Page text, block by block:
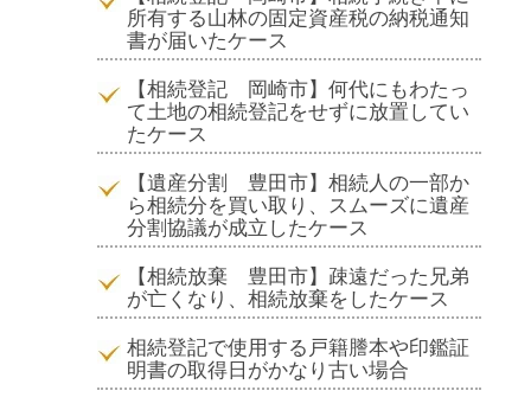
所有する山林の固定資産税の納税通知
書が届いたケース
【相続登記 岡崎市】何代にもわたっ
て土地の相続登記をせずに放置してい
たケース
【遺産分割 豊田市】相続人の一部か
ら相続分を買い取り、スムーズに遺産
分割協議が成立したケース
【相続放棄 豊田市】疎遠だった兄弟
が亡くなり、相続放棄をしたケース
相続登記で使用する戸籍謄本や印鑑証
明書の取得日がかなり古い場合